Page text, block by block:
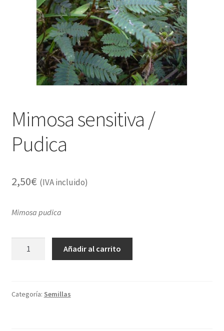
Alimentación
Apiterapia y productos de la colmena
Comida Mascotas sin Cereales
Orgonitas
Mimosa sensitiva /
Pudica
2,50€ (IVA incluido)
Mimosa pudica
cantidad
Añadir al carrito
Categoría: Semillas